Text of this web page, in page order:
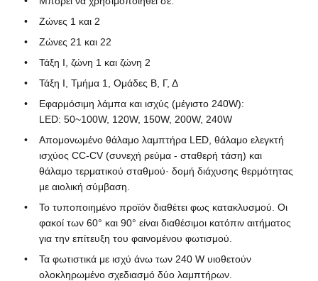
Γύρος εργοστασίων
Ποιοτικός έλεγχος
Ζητήστε ένα απόσπασμα
Explosionproof φωτισμός
Explosionproof φως συναγερμών
Ζώνες 1 και 2
Ζώνες 21 και 22
Τάξη Ι, ζώνη 1 και ζώνη 2
Τάξη Ι, Τμήμα 1, Ομάδες Β, Γ, Δ
Εφαρμόσιμη λάμπα και ισχύς (μέγιστο 240W):
LED: 50~100W, 120W, 150W, 200W, 240W
Απομονωμένο θάλαμο λαμπτήρα LED, θάλαμο ελεγκτή
ισχύος CC-CV (συνεχή ρεύμα - σταθερή τάση) και
θάλαμο τερματικού σταθμού· δομή διάχυσης θερμότητας
με αιολική σύμβαση.
Το τυποποιημένο προϊόν διαθέτει φως κατακλυσμού. Οι
φακοί των 60° και 90° είναι διαθέσιμοι κατόπιν αιτήματος
για την επίτευξη του φαινομένου φωτισμού.
Τα φωτιστικά με ισχύ άνω των 240 W υιοθετούν
ολοκληρωμένο σχεδιασμό δύο λαμπτήρων.